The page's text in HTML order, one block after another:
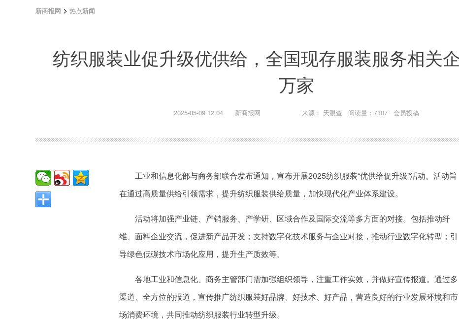
新商报网 > 热点新闻
纺织服装业促升级优供给，全国现存服装服务相关
万家
2025-05-09 12:04 新商报网 来源： 天眼查 阅读量：7107 会员投稿
工业和信息化部与商务部联合发布通知，宣布开展2025纺织服装“优供给促升级”活动。活动旨
在通过高质量供给引领需求，提升纺织服装供给质量，加快现代化产业体系建设。
活动将加强产业链、产销服务、产学研、区域合作及国际交流等多方面的对接。包括推动纤
维、面料企业交流，促进新产品开发；支持数字化技术服务与企业对接，推动行业数字化转型；引
导绿色低碳技术市场化应用，提升生产质效等。
各地工业和信息化、商务主管部门需加强组织领导，注重工作实效，并做好宣传报道。通过多
渠道、全方位的报道，宣传推广纺织服装好品牌、好技术、好产品，营造良好的行业发展环境和市
场消费环境，共同推动纺织服装行业转型升级。